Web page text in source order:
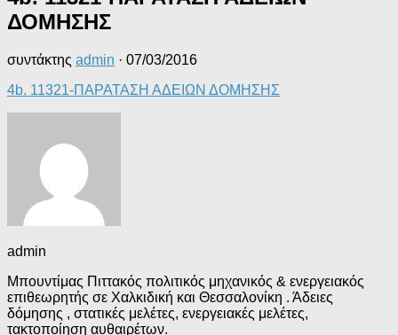
ΔΟΜΗΣΗΣ
συντάκτης admin · 07/03/2016
4b. 11321-ΠΑΡΑΤΑΣΗ ΑΔΕΙΩΝ ΔΟΜΗΣΗΣ
admin
Μπουντίμας Πιττακός πολιτικός μηχανικός & ενεργειακός
επιθεωρητής σε Χαλκιδική και Θεσσαλονίκη . Άδειες
δόμησης , στατικές μελέτες, ενεργειακές μελέτες,
τακτοποίηση αυθαιρέτων.